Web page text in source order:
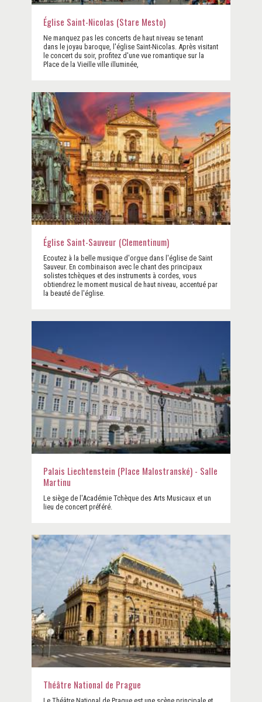
Église Saint-Nicolas (Stare Mesto)
Ne manquez pas les concerts de haut niveau se tenant
dans le joyau baroque, l'église Saint-Nicolas. Après visitant
le concert du soir, profitez d'une vue romantique sur la
Place de la Vieille ville illuminée,
Église Saint-Sauveur (Clementinum)
Ecoutez à la belle musique d'orgue dans l'église de Saint
Sauveur. En combinaison avec le chant des principaux
solistes tchèques et des instruments à cordes, vous
obtiendrez le moment musical de haut niveau, accentué par
la beauté de l'église.
Palais Liechtenstein (Place Malostranské) - Salle
Martinu
Le siège de l'Académie Tchèque des Arts Musicaux et un
lieu de concert préféré.
Théâtre National de Prague